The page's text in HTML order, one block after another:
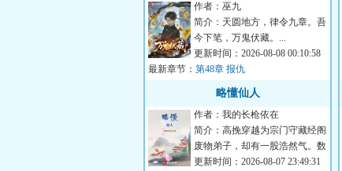
作者：巫九
简介：天圆地方，律令九章。吾
今下笔，万鬼伏藏。...
更新时间：2026-08-08 00:10:58
最新章节： 第48章 报仇
略懂仙人
作者：我的长枪依在
简介：高挽穿越为宗门守藏经阁
废物弟子，却有一股浩然气。数
十年如一日读书养气，却成修仙
更新时间：2026-08-07 23:49:31